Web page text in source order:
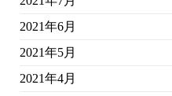
2021年6月
2021年5月
2021年4月